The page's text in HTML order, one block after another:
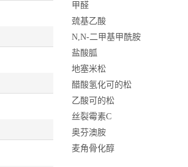
甲醛
巯基乙酸
N,N-二甲基甲酰胺
盐酸胍
地塞米松
醋酸氢化可的松
乙酸可的松
丝裂霉素C
奥芬澳胺
麦角骨化醇